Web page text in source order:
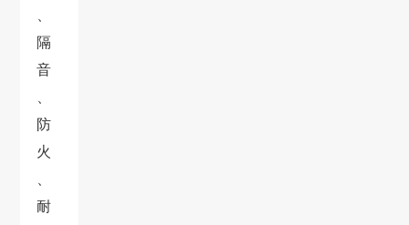
隔
音
防
火
耐